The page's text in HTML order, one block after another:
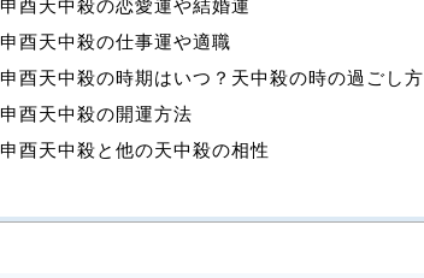
申酉天中殺の恋愛運や結婚運
申酉天中殺の仕事運や適職
申酉天中殺の時期はいつ？天中殺の時の過ごし方
申酉天中殺の開運方法
申酉天中殺と他の天中殺の相性